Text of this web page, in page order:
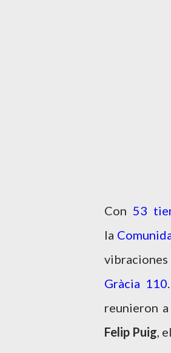
Con 53
la
vibraciones
Gràcia 110
reunieron
Felip Puig,